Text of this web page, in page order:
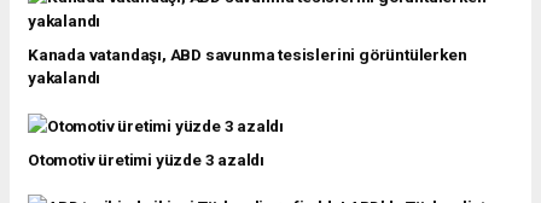
Kanada vatandaşı, ABD savunma tesislerini görüntülerken
yakalandı
Otomotiv üretimi yüzde 3 azaldı